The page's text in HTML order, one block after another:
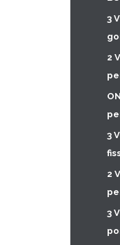
3
2
3
2
3